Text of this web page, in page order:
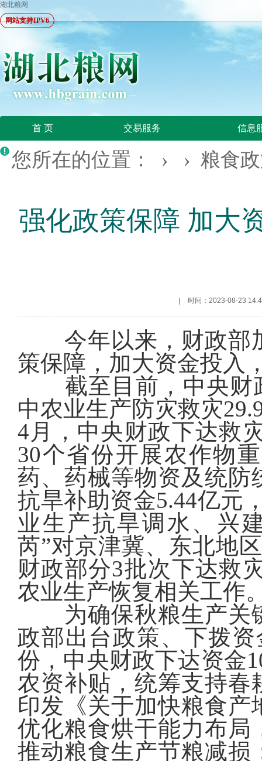
湖北粮网
网站支持IPV6
首 页 交易服务 信息
您所在的位置： › › 粮食
强化政策保障 加大
时间：2023-08-23
今年以来，财政部
策保障，加大资金投入
截至目前，中央财
中农业生产防灾救灾
4月，中央财政下达救
30个省份开展农作物
药、药械等物资及统防
抗旱补助资金5.44亿元
业生产抗旱调水、兴
芮”对京津冀、东北地
财政部分3批次下达救
农业生产恢复相关工作
为确保秋粮生产关
政部出台政策、下拨
份，中央财政下达资金
农资补贴，统筹支持春
印发《关于加快粮食
优化粮食烘干能力布局
推动粮食生产节粮减损